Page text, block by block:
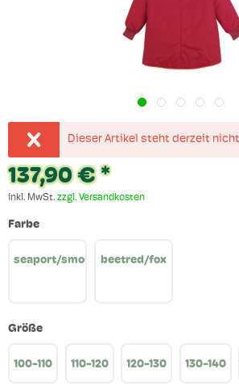
Dieser Artikel steht derzeit
137,90 € *
inkl. MwSt. zzgl. Versandkosten
Farbe
seaport/smokebluebeetred/fox
Größe
100-110 110-120 120-130 130-140